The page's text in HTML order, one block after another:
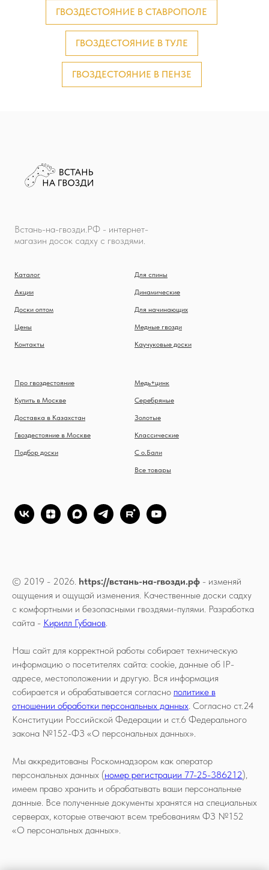
ГВОЗДЕСТОЯНИЕ В СТАВРОПОЛЕ
ГВОЗДЕСТОЯНИЕ В ТУЛЕ
ГВОЗДЕСТОЯНИЕ В ПЕНЗЕ
Встань-на-гвозди.РФ - интернет-
магазин досок садху с гвоздями.
Каталог
Акции
Доски оптом
Цены
Контакты
Для спины
Динамические
Для начинающих
Медные гвозди
Каучуковые доски
Про гвоздестояние
Купить в Москве
Доставка в Казахстан
Гвоздестояние в Москве
Подбор доски
Медь+цинк
Серебряные
Золотые
Классические
С о.Бали
Все товары
© 2019 - 2026. https://встань-на-гвозди.рф - изменяй
ощущения и ощущай изменения. Качественные доски садху
с комфортными и безопасными гвоздями-пулями. Разработка
сайта - Кирилл Губанов.
Наш сайт для корректной работы собирает техническую
информацию о посетителях сайта: cookie, данные об IP-
адресе, местоположении и другую. Вся информация
собирается и обрабатывается согласно политике в
отношении обработки персональных данных. Согласно ст.24
Конституции Российской Федерации и ст.6 Федерального
закона №152-ФЗ «О персональных данных».
Мы аккредитованы Роскомнадзором как оператор
персональных данных (номер регистрации 77-25-386212),
имеем право хранить и обрабатывать ваши персональные
данные. Все полученные документы хранятся на специальных
серверах, которые отвечают всем требованиям ФЗ №152
«О персональных данных».